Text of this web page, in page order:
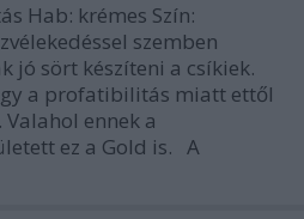
Hab: krémes Szín:
szemben
jó sört készíteni a csíkiek.
a profatibilitás miatt ettől
ennek a
ez a Gold is. A